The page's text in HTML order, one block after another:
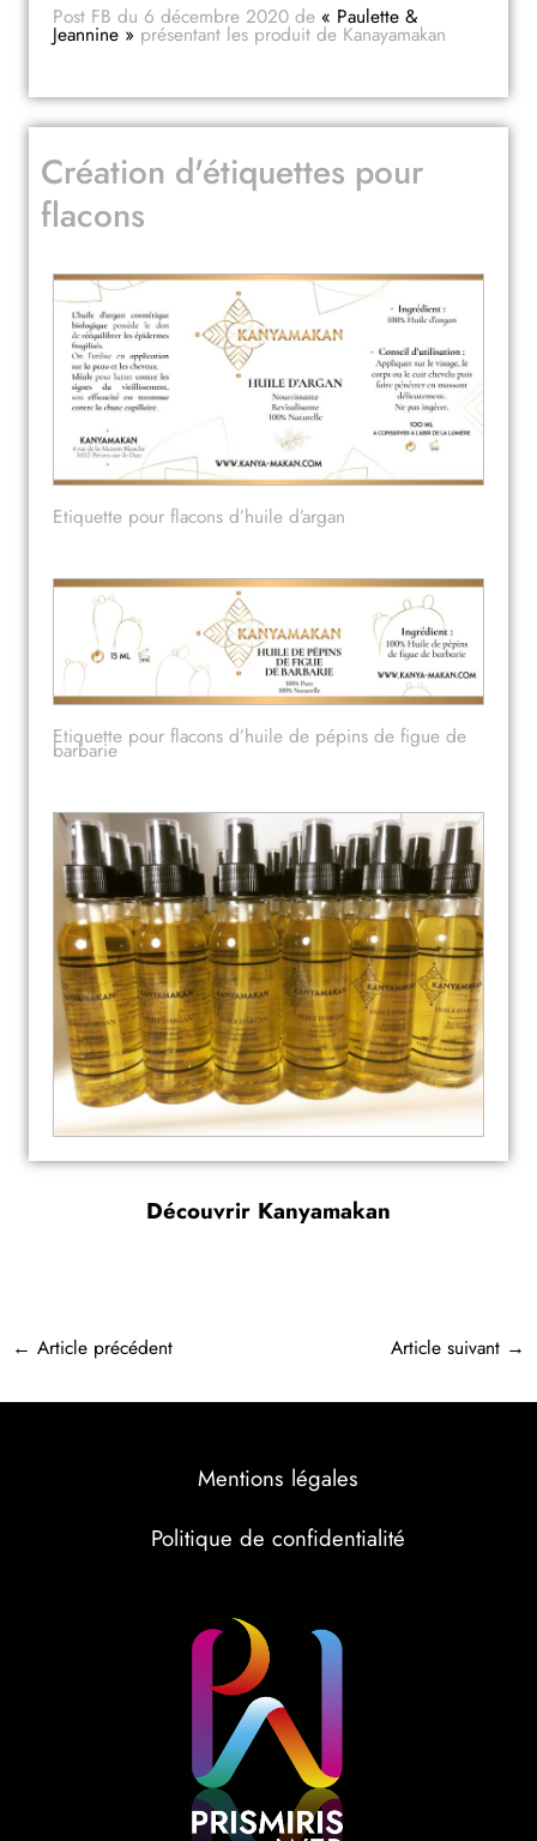
Post FB du 6 décembre 2020 de « Paulette &
Jeannine » présentant les produit de Kanayamakan
Création d'étiquettes pour
flacons
Etiquette pour flacons d’huile d’argan
Etiquette pour flacons d’huile de pépins de figue de
barbarie
Découvrir Kanyamakan
← Article précédent Article suivant →
Mentions légales
Politique de confidentialité